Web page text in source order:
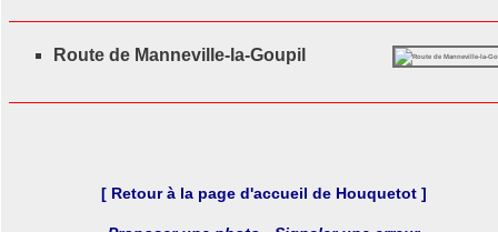
Route de Manneville-la-Goupil
[ Retour à la page d'accueil de Houquetot ]